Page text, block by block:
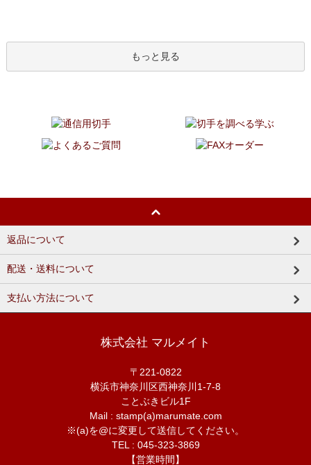
もっと見る
返品について
配送・送料について
支払い方法について
株式会社 マルメイト
〒221-0822
横浜市神奈川区西神奈川1-7-8
ことぶきビル1F
Mail : stamp(a)marumate.com
※(a)を@に変更して送信してください。
TEL : 045-323-3869
【営業時間】